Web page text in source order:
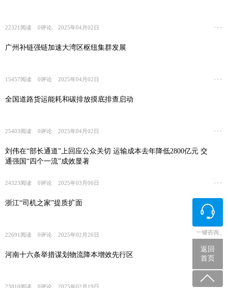
22321 阅读 0评论 2025年04月02日
广州补链强链加速大湾区枢纽集群发展
15457阅读 0评论 2025年04月02日
全国道路货运能耗和碳排放摸底排查启动
25403阅读 0评论 2025年04月02日
刘伟在“部长通道”上回应公众关切 运输成本去年降低2800亿元 交
通强国“四个一流”成效显著
24323阅读 0评论 2025年03月06日
浙江“司机之家”提质扩面
22691 阅读 0评论 2025年02月26日
河南十六条举措谋划物流降本增效先行区
23810阅读 0评论 2025年02月19日
一键咨询
返回
首页